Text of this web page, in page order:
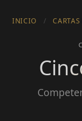
INICIO /